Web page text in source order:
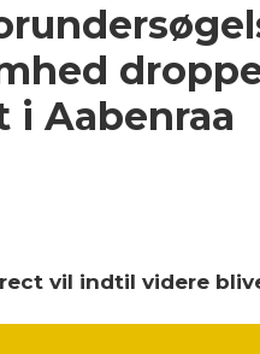
i Aabenraa
vil indtil videre